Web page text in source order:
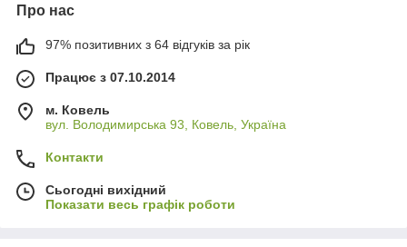
Про нас
97% позитивних з 64 відгуків за рік
Працює з 07.10.2014
м. Ковель
вул. Володимирська 93, Ковель, Україна
Контакти
Сьогодні вихідний
Показати весь графік роботи